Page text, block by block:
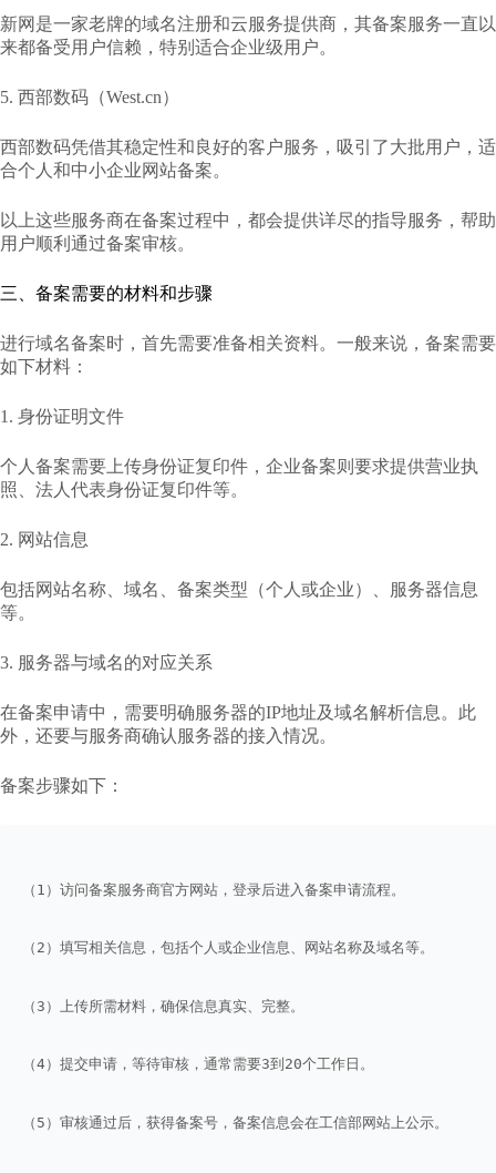
新网是一家老牌的域名注册和云服务提供商，其备案服务一直以
来都备受用户信赖，特别适合企业级用户。
5. 西部数码（West.cn）
西部数码凭借其稳定性和良好的客户服务，吸引了大批用户，适
合个人和中小企业网站备案。
以上这些服务商在备案过程中，都会提供详尽的指导服务，帮助
用户顺利通过备案审核。
三、备案需要的材料和步骤
进行域名备案时，首先需要准备相关资料。一般来说，备案需要
如下材料：
1. 身份证明文件
个人备案需要上传身份证复印件，企业备案则要求提供营业执
照、法人代表身份证复印件等。
2. 网站信息
包括网站名称、域名、备案类型（个人或企业）、服务器信息
等。
3. 服务器与域名的对应关系
在备案申请中，需要明确服务器的IP地址及域名解析信息。此
外，还要与服务商确认服务器的接入情况。
备案步骤如下：
（1）访问备案服务商官方网站，登录后进入备案申请流程。
（2）填写相关信息，包括个人或企业信息、网站名称及域名等。
（3）上传所需材料，确保信息真实、完整。
（4）提交申请，等待审核，通常需要3到20个工作日。
（5）审核通过后，获得备案号，备案信息会在工信部网站上公示。